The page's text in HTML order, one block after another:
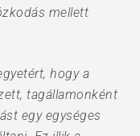
mellett
hogy a
tagállamonként
egy egységes